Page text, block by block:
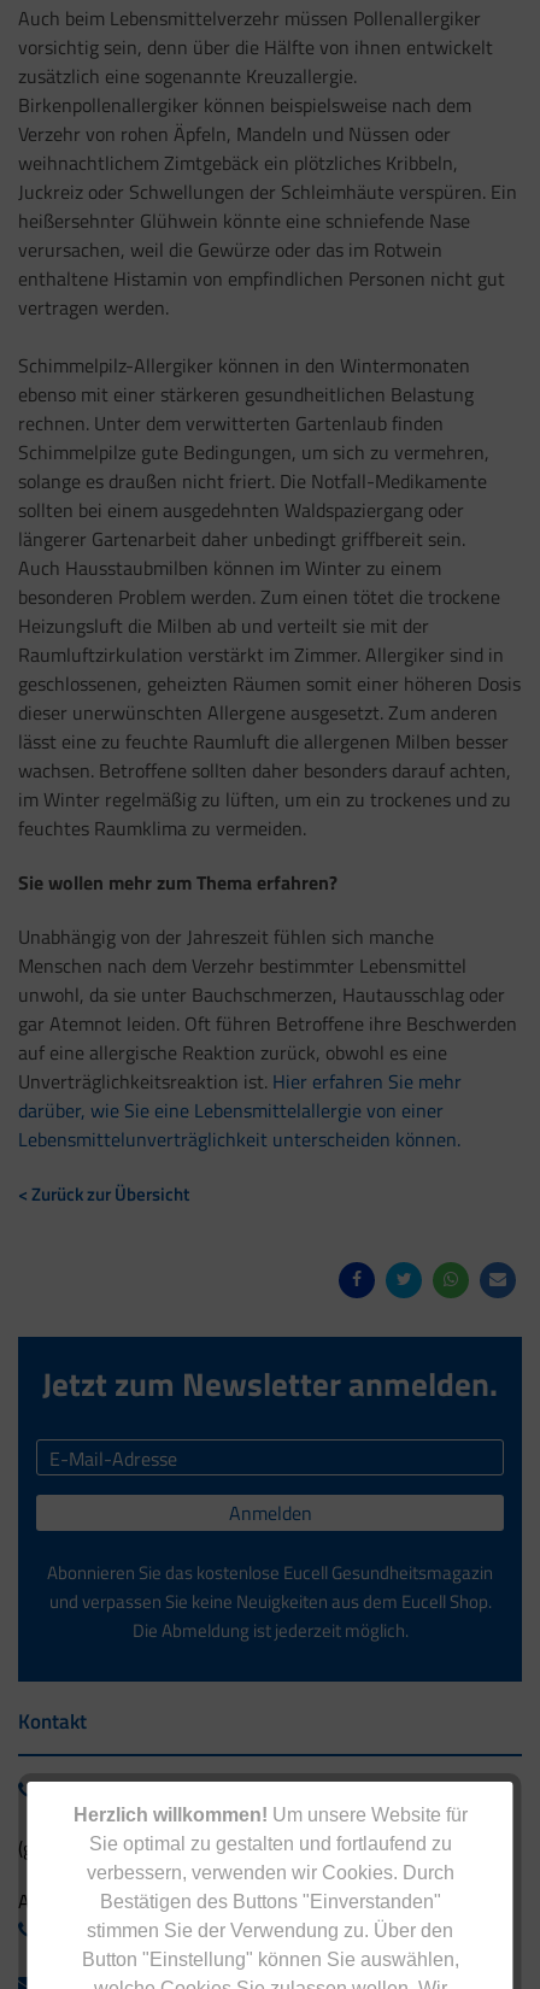
Herzlich willkommen! Um unsere Website für
Sie optimal zu gestalten und fortlaufend zu
verbessern, verwenden wir Cookies. Durch
Bestätigen des Buttons "Einverstanden"
stimmen Sie der Verwendung zu. Über den
Button "Einstellung" können Sie auswählen,
Auch beim Lebensmittelverzehr müssen Pollenallergiker
vorsichtig sein, denn über die Hälfte von ihnen entwickelt
zusätzlich eine sogenannte Kreuzallergie.
Birkenpollenallergiker können beispielsweise nach dem
Verzehr von rohen Äpfeln, Mandeln und Nüssen oder
weihnachtlichem Zimtgebäck ein plötzliches Kribbeln,
Juckreiz oder Schwellungen der Schleimhäute verspüren. Ein
heißersehnter Glühwein könnte eine schniefende Nase
verursachen, weil die Gewürze oder das im Rotwein
enthaltene Histamin von empfindlichen Personen nicht gut
vertragen werden.
Schimmelpilz-Allergiker können in den Wintermonaten
ebenso mit einer stärkeren gesundheitlichen Belastung
rechnen. Unter dem verwitterten Gartenlaub finden
Schimmelpilze gute Bedingungen, um sich zu vermehren,
solange es draußen nicht friert. Die Notfall-Medikamente
sollten bei einem ausgedehnten Waldspaziergang oder
längerer Gartenarbeit daher unbedingt griffbereit sein.
Auch Hausstaubmilben können im Winter zu einem
besonderen Problem werden. Zum einen tötet die trockene
Heizungsluft die Milben ab und verteilt sie mit der
Raumluftzirkulation verstärkt im Zimmer. Allergiker sind in
geschlossenen, geheizten Räumen somit einer höheren Dosis
dieser unerwünschten Allergene ausgesetzt. Zum anderen
lässt eine zu feuchte Raumluft die allergenen Milben besser
wachsen. Betroffene sollten daher besonders darauf achten,
im Winter regelmäßig zu lüften, um ein zu trockenes und zu
feuchtes Raumklima zu vermeiden.
Sie wollen mehr zum Thema erfahren?
Unabhängig von der Jahreszeit fühlen sich manche
Menschen nach dem Verzehr bestimmter Lebensmittel
unwohl, da sie unter Bauchschmerzen, Hautausschlag oder
gar Atemnot leiden. Oft führen Betroffene ihre Beschwerden
auf eine allergische Reaktion zurück, obwohl es eine
Unverträglichkeitsreaktion ist. Hier erfahren Sie mehr
darüber, wie Sie eine Lebensmittelallergie von einer
Lebensmittelunverträglichkeit unterscheiden können.
< Zurück zur Übersicht
Jetzt zum Newsletter anmelden.
Anmelden
Abonnieren Sie das kostenlose Eucell Gesundheitsmagazin
und verpassen Sie keine Neuigkeiten aus dem Eucell Shop.
Die Abmeldung ist jederzeit möglich.
Kontakt
0800 - 1 38 23 55
(gebührenfrei aus Deutschland)
Ausland:
+49 - 5042 940 660
info@eucell.de